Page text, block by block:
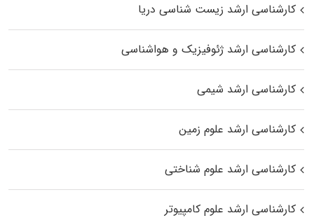
کارشناسی ارشد زیست‌ شناسی دریا
کارشناسی ارشد ژئوفیزیک و هواشناسی
کارشناسی ارشد شیمی
کارشناسی ارشد علوم زمین
کارشناسی ارشد علوم شناختی
کارشناسی ارشد علوم کامپیوتر